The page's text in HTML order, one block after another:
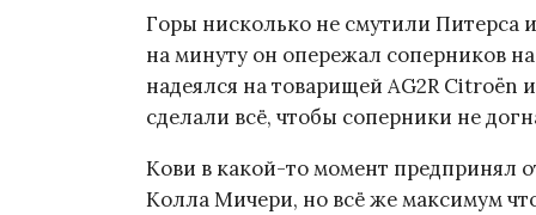
Горы нисколько не смутили Питерса
на минуту он опережал соперников
надеялся на товарищей AG2R Citroën
сделали всё, чтобы соперники не
Кови в какой-то момент предпринял
Колла Мичери, но всё же максимум